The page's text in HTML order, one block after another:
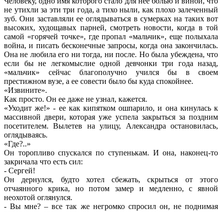
не утихли за эти три года, а тихо ныли, как плохо залеченный
зуб. Они заставляли ее оглядываться в сумерках на таких вот
высоких, худощавых парней, смотреть новости, когда в той
самой «горячей точке», где пропал «мальчик», еще полыхала
война, и писать бесконечные запросы, когда она закончилась.
Она не любила его ни тогда, ни после. Но была убеждена, что
если бы не легкомыслие одной девчонки три года назад,
«мальчик» сейчас благополучно учился бы в своем
престижном вузе, а ее совести было бы куда спокойнее.
«Извините».
Как просто. Он ее даже не узнал, кажется.
«Уходит же!» - ее как кипятком ошпарило, и она кинулась к
массивной двери, которая уже успела закрыться за поздним
посетителем. Вылетев на улицу, Александра остановилась,
оглядываясь.
«Где?..»
Он торопливо спускался по ступенькам. И она, наконец-то
закричала что есть сил:
- Сергей!
Он дернулся, будто хотел сбежать, скрыться от этого
отчаянного крика, но потом замер и медленно, с явной
неохотой оглянулся.
- Вы мне? – все так же негромко спросил он, не поднимая